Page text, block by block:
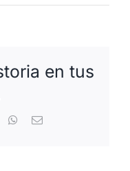
en tus
WhatsApp
Correo